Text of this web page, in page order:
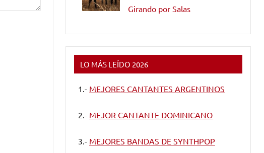
Girando por Salas
LO MÁS LEÍDO 2026
1.- MEJORES CANTANTES ARGENTINOS
2.- MEJOR CANTANTE DOMINICANO
3.- MEJORES BANDAS DE SYNTHPOP